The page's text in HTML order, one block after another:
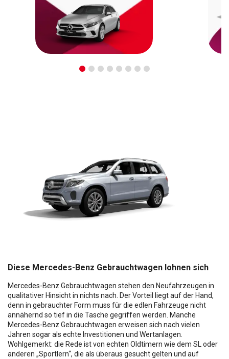
Diese Mercedes-Benz Gebrauchtwagen lohnen sich
Mercedes-Benz Gebrauchtwagen stehen den Neufahrzeugen in
qualitativer Hinsicht in nichts nach. Der Vorteil liegt auf der Hand,
denn in gebrauchter Form muss für die edlen Fahrzeuge nicht
annähernd so tief in die Tasche gegriffen werden. Manche
Mercedes-Benz Gebrauchtwagen erweisen sich nach vielen
Jahren sogar als echte Investitionen und Wertanlagen.
Wohlgemerkt: die Rede ist von echten Oldtimern wie dem SL oder
anderen „Sportlern“, die als überaus gesucht gelten und auf